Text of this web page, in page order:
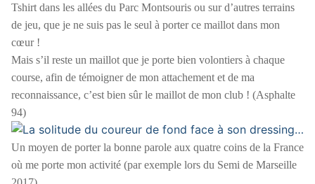
Tshirt dans les allées du Parc Montsouris ou sur d’autres terrains
de jeu, que je ne suis pas le seul à porter ce maillot dans mon
cœur !
Mais s’il reste un maillot que je porte bien volontiers à chaque
course, afin de témoigner de mon attachement et de ma
reconnaissance, c’est bien sûr le maillot de mon club ! (Asphalte
94)
Un moyen de porter la bonne parole aux quatre coins de la France
où me porte mon activité (par exemple lors du Semi de Marseille